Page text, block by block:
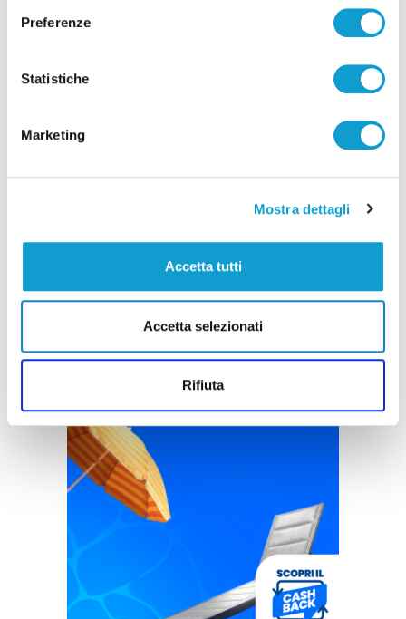
Preferenze
Statistiche
Marketing
Mostra dettagli
Accetta tutti
Accetta selezionati
Rifiuta